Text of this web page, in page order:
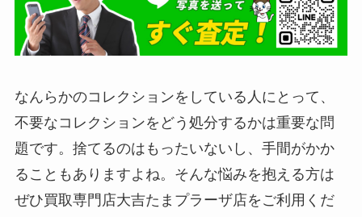
なんらかのコレクションをしている人にとって、
不要なコレクションをどう処分するかは重要な問
題です。捨てるのはもったいないし、手間がかか
ることもありますよね。そんな悩みを抱える方は
ぜひ買取専門店大吉たまプラーザ店をご利用くだ